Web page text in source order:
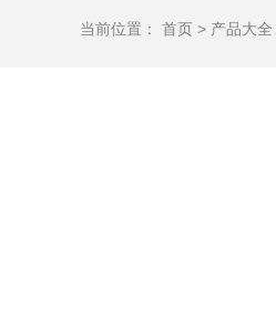
当前位置： 首页 > 产品大全